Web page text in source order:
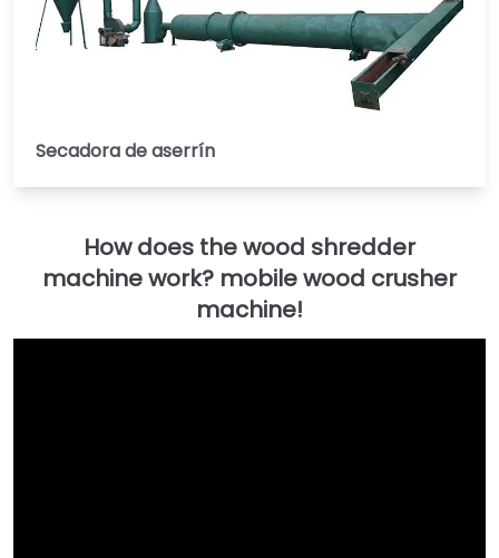
Secadora de aserrín